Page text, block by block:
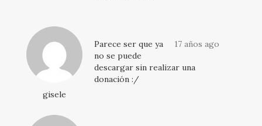
gisele
17 años ago
Parece ser que ya
no se puede
descargar sin realizar una
donación :/